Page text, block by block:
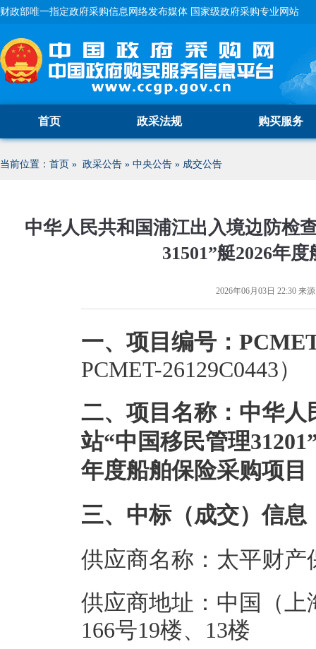
财政部唯一指定政府采购信息网络发布媒体 国家级政府采购专业网站
首页 政采法规 购买服务
当前位置： 首页 » 政采公告 » 中央公告 » 成交公告
中华人民共和国浦江出入境边防检
31501”艇2026年
2026年06月03日 22:30 来
一、项目编号：
PCMET-26129C0443）
二、项目名称：中华
站“中国移民管理
年度船舶保险采购项目
三、中标（成交）信息
供应商名称：太平财
供应商地址：中国（
166号19楼、13楼